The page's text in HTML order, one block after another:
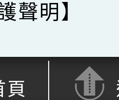
聲明】
頁